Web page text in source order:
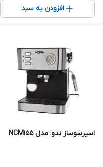
افزودن به سبد
اسپرسوساز ندوا مدل NCM155